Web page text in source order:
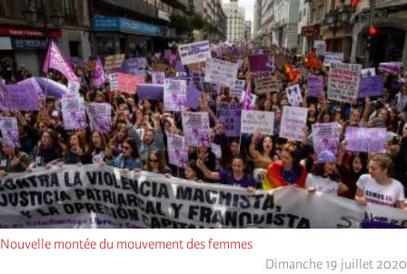
Nouvelle montée du mouvement des femmes
Dimanche 19 juillet 2020